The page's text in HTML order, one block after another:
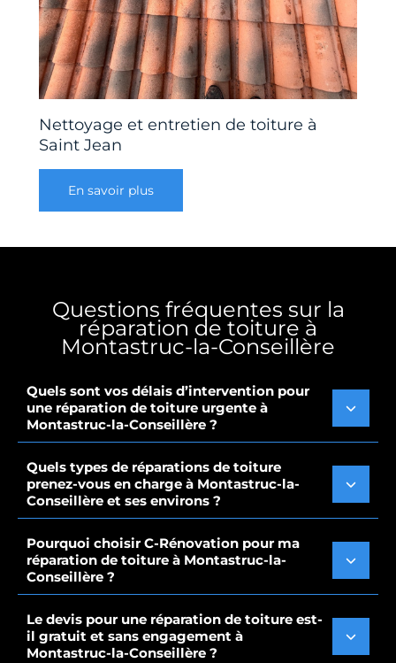
Nettoyage et entretien de toiture à
Saint Jean
En savoir plus
Questions fréquentes sur la
réparation de toiture à
Montastruc-la-Conseillère
Quels sont vos délais d’intervention pour
une réparation de toiture urgente à
Montastruc-la-Conseillère ?
Quels types de réparations de toiture
prenez-vous en charge à Montastruc-la-
Conseillère et ses environs ?
Pourquoi choisir C-Rénovation pour ma
réparation de toiture à Montastruc-la-
Conseillère ?
Le devis pour une réparation de toiture est-
il gratuit et sans engagement à
Montastruc-la-Conseillère ?